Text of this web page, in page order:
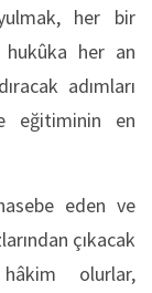
her bir
hukûka her an
adımları
eğitiminin en
eden ve
çıkacak
olurlar,